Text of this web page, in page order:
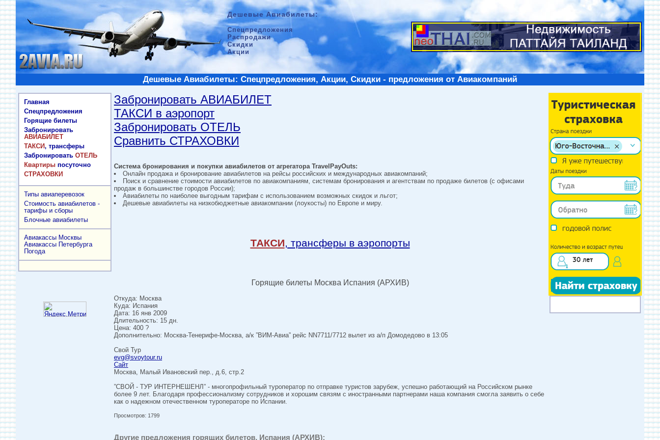
Дешевые Авиабилеты:
Спецпредложения
Распродажи
Скидки
Акции
Дешевые Авиабилеты: Спецпредложения, Акции, Скидки - предложения от Авиакомпаний
Главная
Спецпредложения
Горящие билеты
Забронировать
АВИАБИЛЕТ
ТАКСИ, трансферы
Забронировать ОТЕЛЬ
Квартиры посуточно
СТРАХОВКИ
Типы авиаперевозок
Стоимость авиабилетов -
тарифы и сборы
Блочные авиабилеты
Авиакассы Москвы
Авиакассы Петербурга
Погода
Забронировать АВИАБИЛЕТ
ТАКСИ в аэропорт
Забронировать ОТЕЛЬ
Сравнить СТРАХОВКИ
Система бронирования и покупки авиабилетов от агрегатора TravelPayOuts:
Онлайн продажа и бронирование авиабилетов на рейсы российских и международных авиакомпаний;
Поиск и сравнение стоимости авиабилетов по авиакомпаниям, системам бронирования и агентствам по продаже билетов (с офисами
продаж в большинстве городов России);
Авиабилеты по наиболее выгодным тарифам с использованием возможных скидок и льгот;
Дешевые авиабилеты на низкобюджетные авиакомпании (лоукосты) по Европе и миру.
ТАКСИ, трансферы в аэропорты
Горящие билеты Москва Испания (АРХИВ)
Откуда: Москва
Куда: Испания
Дата: 16 янв 2009
Длительность: 15 дн.
Цена: 400 ?
Дополнительно: Москва-Тенерифе-Москва, а/к ”ВИМ-Авиа” рейс NN7711/7712 вылет из а/п Домодедово в 13:05
Свой Тур
evg@svoytour.ru
Сайт
Москва, Малый Ивановский пер., д.6, стр.2
”СВОЙ - ТУР ИНТЕРНЕШЕНЛ” - многопрофильный туроператор по отправке туристов зарубеж, успешно работающий на Российском рынке
более 9 лет. Благодаря профессионализму сотрудников и хорошим связям с иностранными партнерами наша компания смогла заявить о себе
как о надежном отечественном туроператоре по Испании.
Просмотров: 1799
Другие предложения горящих билетов, Испания (АРХИВ):